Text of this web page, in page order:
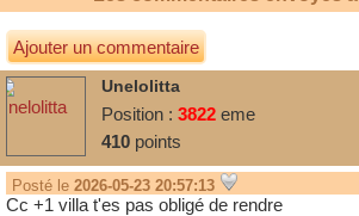
Ajouter un commentaire
Unelolitta
Position : 3822 eme
410 points
Posté le 2026-05-23 20:57:13
Cc +1 villa t'es pas obligé de rendre